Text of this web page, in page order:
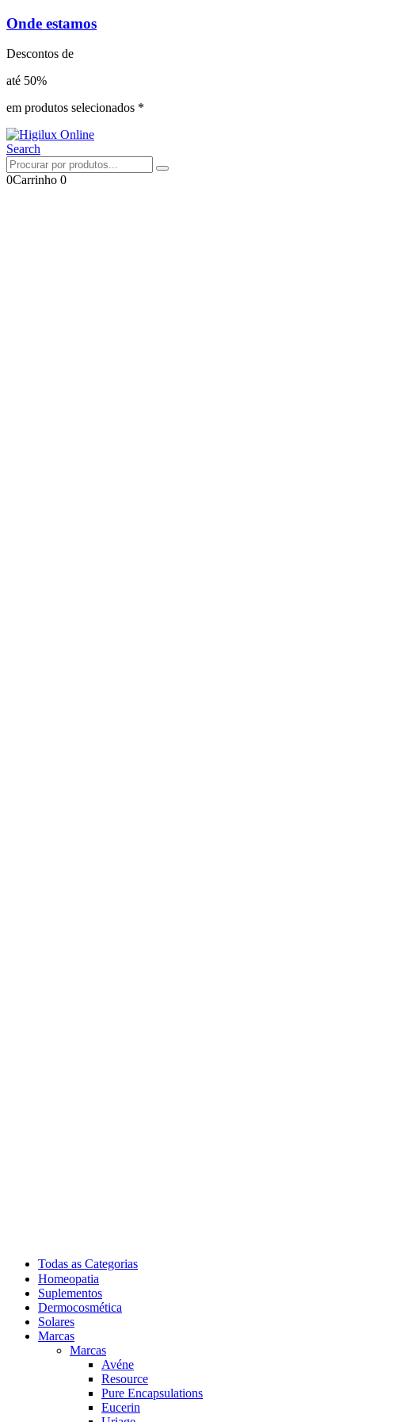
Onde estamos
Descontos de
até 50%
em produtos selecionados *
Search
0Carrinho 0
Todas as Categorias
Homeopatia
Suplementos
Dermocosmética
Solares
Marcas
Marcas
Avéne
Resource
Pure Encapsulations
Eucerin